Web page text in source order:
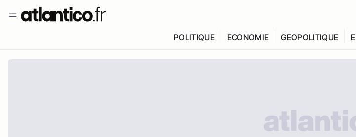
POLITIQUE ECONOMIE GEOPOLITIQUE